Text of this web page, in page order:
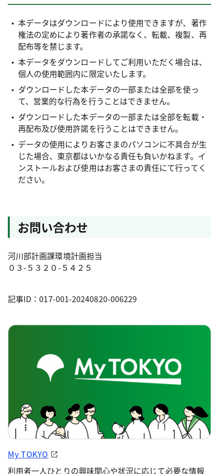
本データはダウンロードにより使用できますが、著作
権法の定めにより著作者の承諾なく、転載、複製、再
配布等を禁じます。
本データをダウンロードしてご利用いただく場合は、
個人の使用範囲内に限定いたします。
ダウンロードした本データの一部または全部を使っ
て、営業的な行為を行うことはできません。
ダウンロードした本データの一部または全部を転載・
再配布及び使用許諾を行うことはできません。
データの使用によりお客さまのパソコンに不具合が生
じた場合、東京都はいかなる責任も負いかねます。イ
ンストールおよび使用はお客さまの責任にて行ってく
ださい。
お問い合わせ
河川部計画課環境計画担当
０３-５３２０-５４２５
記事ID：017-001-20240820-006229
My TOKYO
利用者一人ひとりの興味関心や状況に応じて必要な情報